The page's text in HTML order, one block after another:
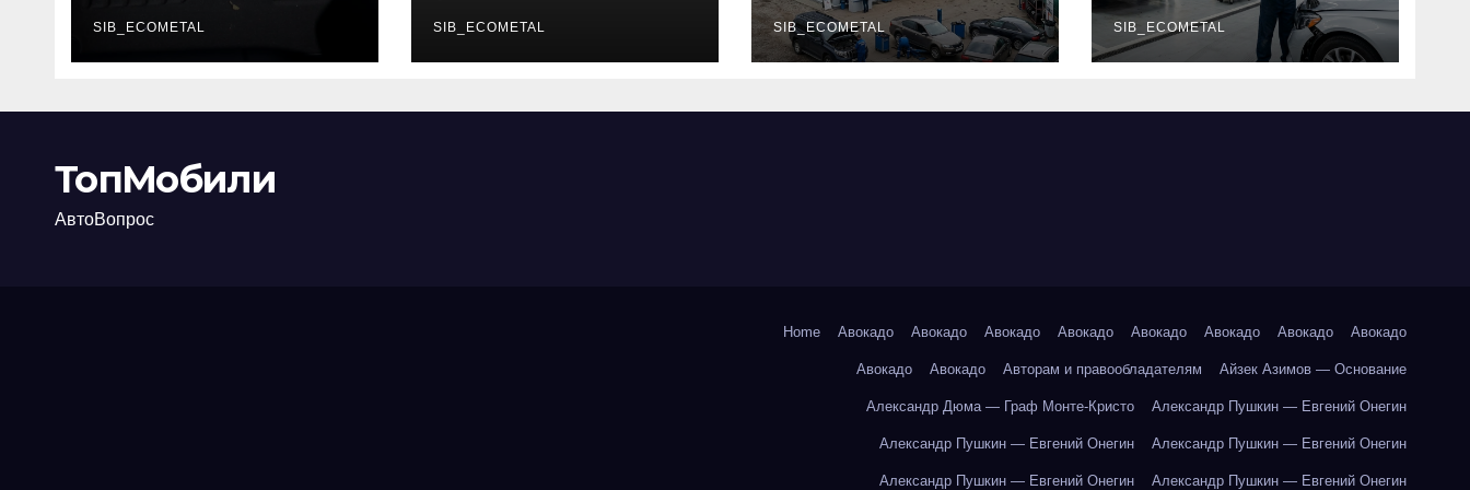
каково их
основное
назначение
SIB_ECOMETAL
актуальных
профессий
SIB_ECOMETAL
описание услуг и
режим работы
SIB_ECOMETAL
наличие
оригинальных
запчастей
сроки выполнения
SIB_ECOMETAL
ТопМобили
АвтоВопрос
Home Авокадо Авокадо Авокадо Авокадо Авокадо Авокадо Авокадо Авокадо
Авокадо Авокадо Авторам и правообладателям Айзек Азимов — Основание
Александр Дюма — Граф Монте-Кристо Александр Пушкин — Евгений Онегин
Александр Пушкин — Евгений Онегин Александр Пушкин — Евгений Онегин
Александр Пушкин — Евгений Онегин Александр Пушкин — Евгений Онегин